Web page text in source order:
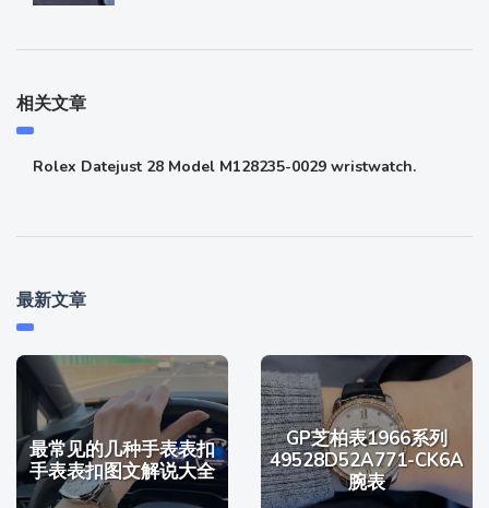
相关文章
Rolex Datejust 28 Model M128235-0029 wristwatch.
最新文章
最常见的几种手表表扣
手表表扣图文解说大全
GP芝柏表1966系列
49528D52A771-CK6A
腕表